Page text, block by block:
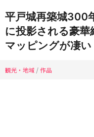
平戸城再築城300
に投影される豪
マッピングが凄い
観光・地域 /作品